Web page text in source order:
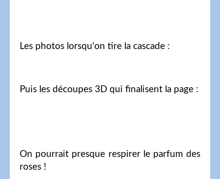
Les photos lorsqu'on tire la cascade :
Puis les découpes 3D qui finalisent la page :
On pourrait presque respirer le parfum des
roses !